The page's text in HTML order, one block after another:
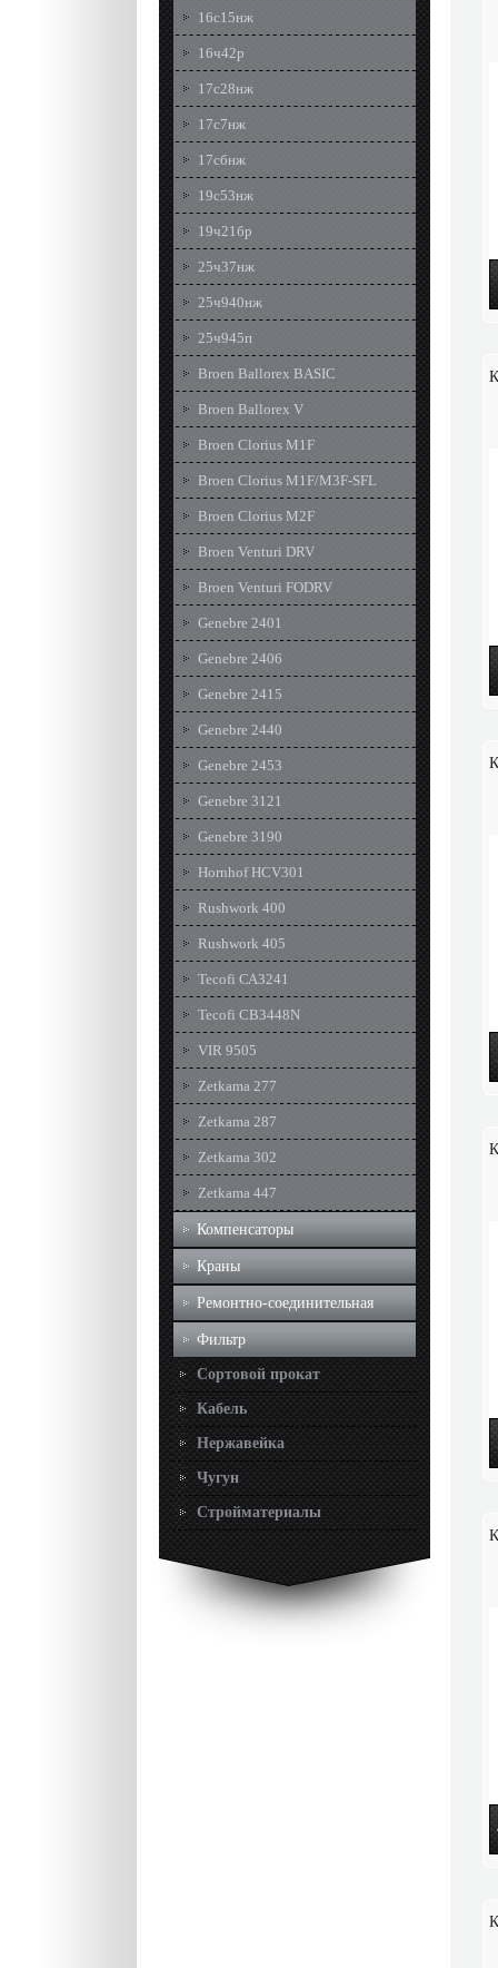
16с15нж
16ч42р
17с28нж
17с7нж
17сбнж
19с53нж
19ч21бр
25ч37нж
25ч940нж
25ч945п
Broen Ballorex BASIC
Broen Ballorex V
Broen Clorius M1F
Broen Clorius M1F/M3F-SFL
Broen Clorius M2F
Broen Venturi DRV
Broen Venturi FODRV
Genebre 2401
Genebre 2406
Genebre 2415
Genebre 2440
Genebre 2453
Genebre 3121
Genebre 3190
Hornhof HCV301
Rushwork 400
Rushwork 405
Tecofi СА3241
Tecofi СВ3448N
VIR 9505
Zetkama 277
Zetkama 287
Zetkama 302
Zetkama 447
Компенсаторы
Краны
Ремонтно-соединительная
Фильтр
Сортовой прокат
Кабель
Нержавейка
Чугун
Стройматериалы